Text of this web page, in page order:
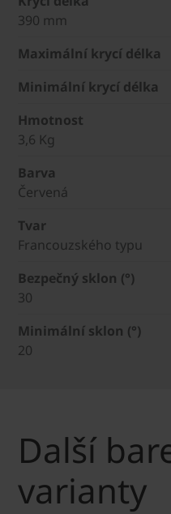
390 mm
Maximální krycí délka
Minimální krycí délka
Hmotnost
3,6 Kg
Barva
Červená
Tvar
Francouzského typu
Bezpečný sklon (°)
30
Minimální sklon (°)
20
Další
varianty